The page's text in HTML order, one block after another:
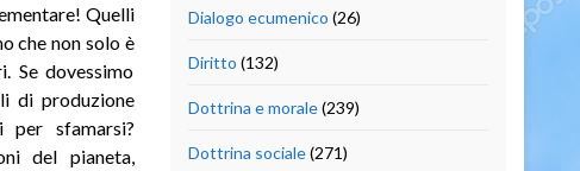
Quelli
che non solo è
Se dovessimo
di produzione
per sfamarsi?
del pianeta,
Dialogo ecumenico (26)
Diritto (132)
Dottrina e morale(239)
Dottrina sociale(271)